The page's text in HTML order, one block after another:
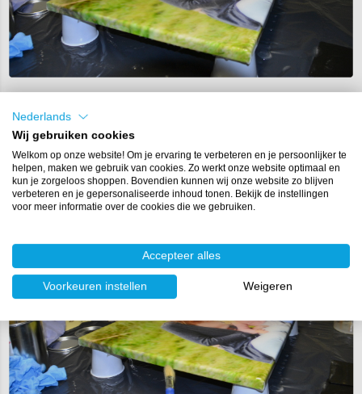
Stap 6. Randen afwerken
Druipt er epoxy over de randen? Strijk deze dan glad met een
platte wegwerpkwast. Zo krijg je een nette afwerking rondom het
canvas.
Nederlands
Wij gebruiken cookies
Welkom op onze website! Om je ervaring te verbeteren en je persoonlijker te
helpen, maken we gebruik van cookies. Zo werkt onze website optimaal en
kun je zorgeloos shoppen. Bovendien kunnen wij onze website zo blijven
verbeteren en je gepersonaliseerde inhoud tonen. Bekijk de instellingen
voor meer informatie over de cookies die we gebruiken.
Accepteer alles
Voorkeuren instellen Weigeren